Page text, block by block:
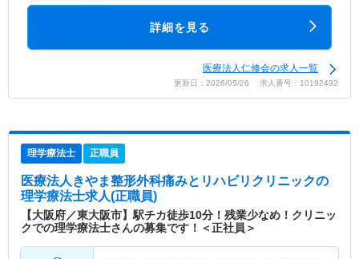
詳細を見る
医療法人仁修会の求人一覧
更新日：2026/05/26 求人番号：10192492
理学療法士 正職員
医療法人きやま整形外科痛みとリハビリクリニックの
理学療法士求人(正職員)
【大阪府／東大阪市】駅チカ徒歩10分！残業少なめ！クリニッ
クでの理学療法士さんの募集です！＜正社員＞